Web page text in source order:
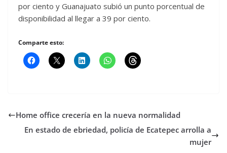
por ciento y Guanajuato subió un punto porcentual de
disponibilidad al llegar a 39 por ciento.
Comparte esto:
Home office crecería en la nueva normalidad
En estado de ebriedad, policía de Ecatepec arrolla a
mujer